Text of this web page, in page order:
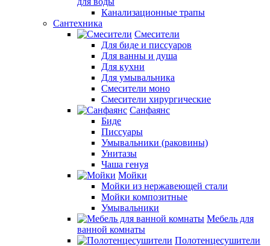
Канализационные трапы
Сантехника
Смесители
Для биде и писсуаров
Для ванны и душа
Для кухни
Для умывальника
Смесители моно
Смесители хирургические
Санфаянс
Биде
Писсуары
Умывальники (раковины)
Унитазы
Чаша генуя
Мойки
Мойки из нержавеющей стали
Мойки композитные
Умывальники
Мебель для
ванной комнаты
Полотенцесушители